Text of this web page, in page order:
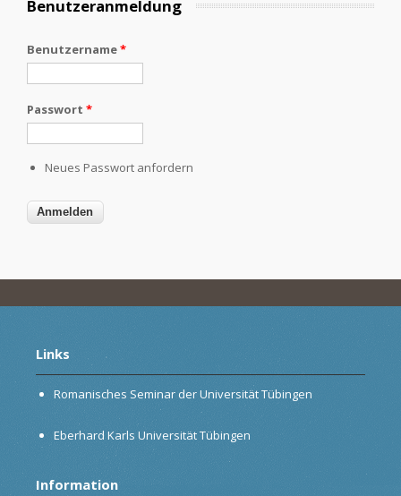
Benutzeranmeldung
Benutzername*
Passwort *
Neues Passwort anfordern
Links
Romanisches Seminar der Universität Tübingen
Eberhard Karls Universität Tübingen
Information